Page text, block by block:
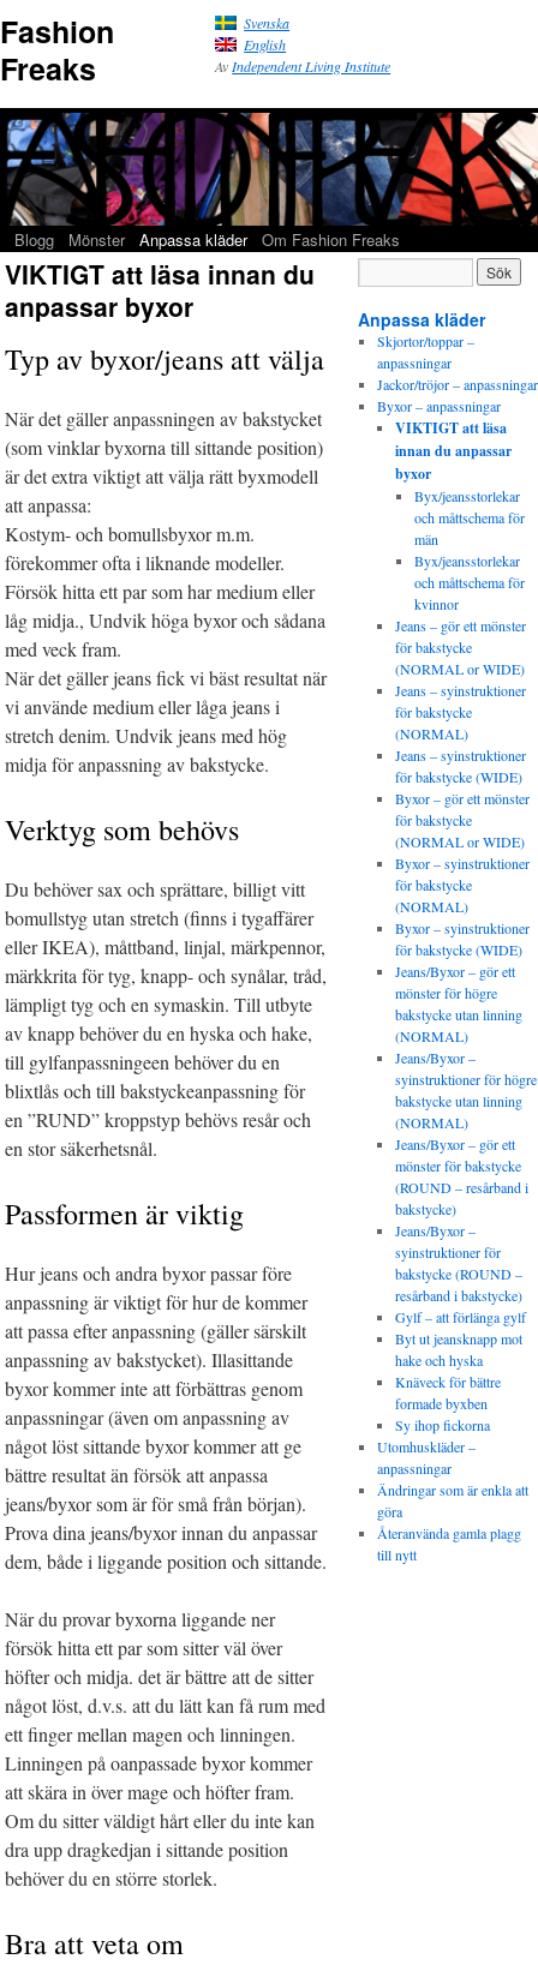
Fashion
Freaks
Svenska
English
Av Independent Living Institute
Blogg Mönster Anpassa kläder Om Fashion Freaks
VIKTIGT att läsa innan du
anpassar byxor
Typ av byxor/jeans att välja
När det gäller anpassningen av bakstycket
(som vinklar byxorna till sittande position)
är det extra viktigt att välja rätt byxmodell
att anpassa:
Kostym- och bomullsbyxor m.m.
förekommer ofta i liknande modeller.
Försök hitta ett par som har medium eller
låg midja., Undvik höga byxor och sådana
med veck fram.
När det gäller jeans fick vi bäst resultat när
vi använde medium eller låga jeans i
stretch denim. Undvik jeans med hög
midja för anpassning av bakstycke.
Verktyg som behövs
Du behöver sax och sprättare, billigt vitt
bomullstyg utan stretch (finns i tygaffärer
eller IKEA), måttband, linjal, märkpennor,
märkkrita för tyg, knapp- och synålar, tråd,
lämpligt tyg och en symaskin. Till utbyte
av knapp behöver du en hyska och hake,
till gylfanpassningeen behöver du en
blixtlås och till bakstyckeanpassning för
en ”RUND” kroppstyp behövs resår och
en stor säkerhetsnål.
Passformen är viktig
Hur jeans och andra byxor passar före
anpassning är viktigt för hur de kommer
att passa efter anpassning (gäller särskilt
anpassning av bakstycket). Illasittande
byxor kommer inte att förbättras genom
anpassningar (även om anpassning av
något löst sittande byxor kommer att ge
bättre resultat än försök att anpassa
jeans/byxor som är för små från början).
Prova dina jeans/byxor innan du anpassar
dem, både i liggande position och sittande.
När du provar byxorna liggande ner
försök hitta ett par som sitter väl över
höfter och midja. det är bättre att de sitter
något löst, d.v.s. att du lätt kan få rum med
ett finger mellan magen och linningen.
Linningen på oanpassade byxor kommer
att skära in över mage och höfter fram.
Om du sitter väldigt hårt eller du inte kan
dra upp dragkedjan i sittande position
behöver du en större storlek.
Bra att veta om
Anpassa kläder
Skjortor/toppar –
anpassningar
Jackor/tröjor – anpassningar
Byxor – anpassningar
VIKTIGT att läsa
innan du anpassar
byxor
Byx/jeansstorlekar
och måttschema för
män
Byx/jeansstorlekar
och måttschema för
kvinnor
Jeans – gör ett mönster
för bakstycke
(NORMAL or WIDE)
Jeans – syinstruktioner
för bakstycke
(NORMAL)
Jeans – syinstruktioner
för bakstycke (WIDE)
Byxor – gör ett mönster
för bakstycke
(NORMAL or WIDE)
Byxor – syinstruktioner
för bakstycke
(NORMAL)
Byxor – syinstruktioner
för bakstycke (WIDE)
Jeans/Byxor – gör ett
mönster för högre
bakstycke utan linning
(NORMAL)
Jeans/Byxor –
syinstruktioner för högre
bakstycke utan linning
(NORMAL)
Jeans/Byxor – gör ett
mönster för bakstycke
(ROUND – resårband i
bakstycke)
Jeans/Byxor –
syinstruktioner för
bakstycke (ROUND –
resårband i bakstycke)
Gylf – att förlänga gylf
Byt ut jeansknapp mot
hake och hyska
Knäveck för bättre
formade byxben
Sy ihop fickorna
Utomhuskläder –
anpassningar
Ändringar som är enkla att
göra
Återanvända gamla plagg
till nytt